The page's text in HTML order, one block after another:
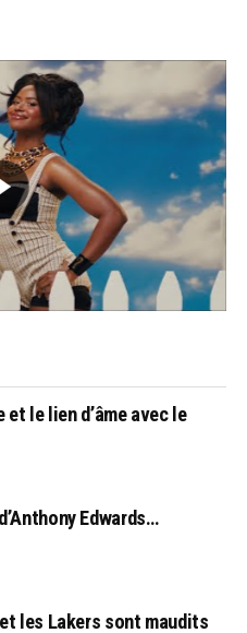
et le lien d’âme avec le
Edwards…
les Lakers sont maudits